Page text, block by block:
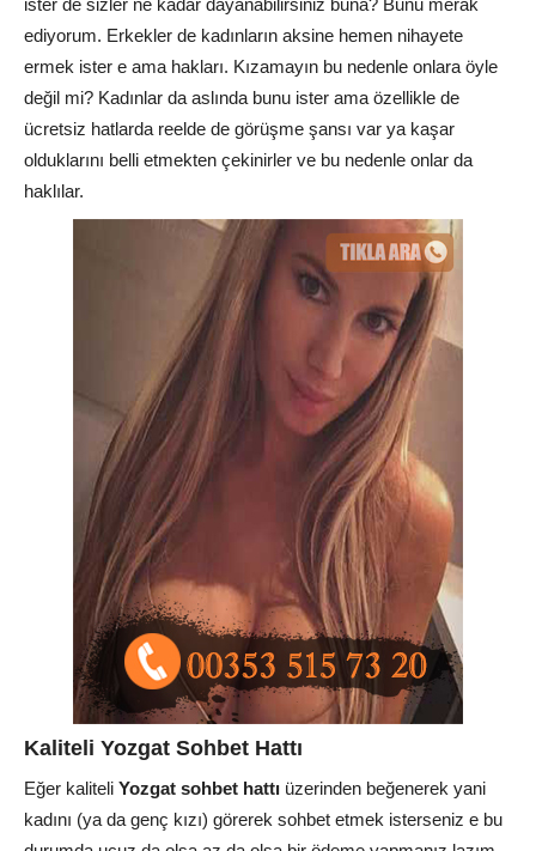
ister de sizler ne kadar dayanabilirsiniz buna? Bunu merak
ediyorum. Erkekler de kadınların aksine hemen nihayete
ermek ister e ama hakları. Kızamayın bu nedenle onlara öyle
değil mi? Kadınlar da aslında bunu ister ama özellikle de
ücretsiz hatlarda reelde de görüşme şansı var ya kaşar
olduklarını belli etmekten çekinirler ve bu nedenle onlar da
haklılar.
Kaliteli Yozgat Sohbet Hattı
Eğer kaliteli Yozgat sohbet hattı üzerinden beğenerek yani
kadını (ya da genç kızı) görerek sohbet etmek isterseniz e bu